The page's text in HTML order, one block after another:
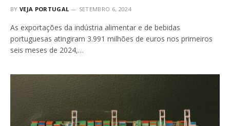
BY VEJA PORTUGAL SETEMBRO 6, 2024
As exportações da indústria alimentar e de bebidas
portuguesas atingiram 3.991 milhões de euros nos primeiros
seis meses de 2024,…